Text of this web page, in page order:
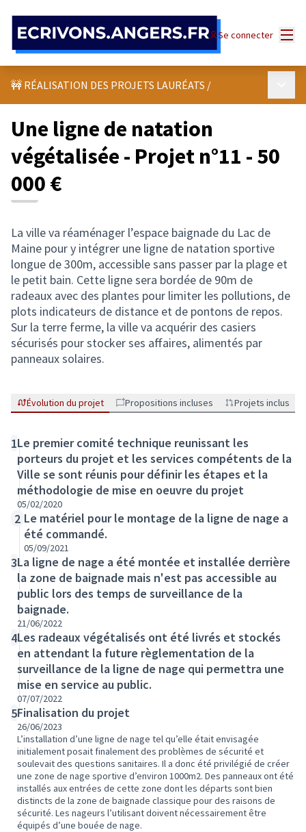
Se connecter
🚧 RÉALISATION DES PROJETS LAURÉATS /
Une ligne de natation
végétalisée - Projet n°11 - 50
000 €
La ville va réaménager l’espace baignade du Lac de
Maine pour y intégrer une ligne de natation sportive
longue de 300m, accessible sans passer par la plage et
le petit bain. Cette ligne sera bordée de 90m de
radeaux avec des plantes pour limiter les pollutions, de
plots indicateurs de distance et de pontons de repos.
Sur la terre ferme, la ville va acquérir des casiers
sécurisés pour stocker ses affaires, alimentés par
panneaux solaires.
Évolution du projet Propositions incluses Projets inclus
1Le premier comité technique reunissant les
porteurs du projet et les services compétents de la
Ville se sont réunis pour définir les étapes et la
méthodologie de mise en oeuvre du projet
05/02/2020
2 Le matériel pour le montage de la ligne de nage a
été commandé.
05/09/2021
3La ligne de nage a été montée et installée derrière
la zone de baignade mais n'est pas accessible au
public lors des temps de surveillance de la
baignade.
21/06/2022
4Les radeaux végétalisés ont été livrés et stockés
en attendant la future règlementation de la
surveillance de la ligne de nage qui permettra une
mise en service au public.
07/07/2022
5Finalisation du projet
26/06/2023
L’installation d’une ligne de nage tel qu’elle était envisagée
initialement posait finalement des problèmes de sécurité et
soulevait des questions sanitaires. Il a donc été privilégié de créer
une zone de nage sportive d’environ 1000m2. Des panneaux ont été
installés aux entrées de cette zone dont les départs sont bien
distincts de la zone de baignade classique pour des raisons de
sécurité. Les nageurs l’utilisant doivent nécessairement être
équipés d’une bouée de nage.